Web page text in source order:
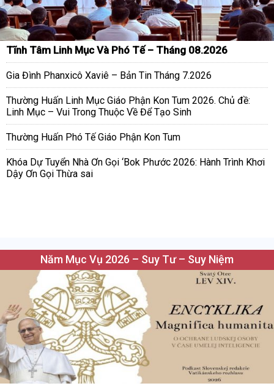
Tĩnh Tâm Linh Mục Và Phó Tế – Tháng 08.2026
Gia Đình Phanxicô Xaviê – Bản Tin Tháng 7.2026
Thường Huấn Linh Mục Giáo Phận Kon Tum 2026. Chủ đề:
Linh Mục – Vui Trong Thuộc Về Để Tạo Sinh
Thường Huấn Phó Tế Giáo Phận Kon Tum
Khóa Dự Tuyển Nhà Ơn Gọi ‘Bok Phước 2026: Hành Trình Khơi
Dậy Ơn Gọi Thừa sai
Năm Mục Vụ 2026 – Suy Tư – Suy Niệm